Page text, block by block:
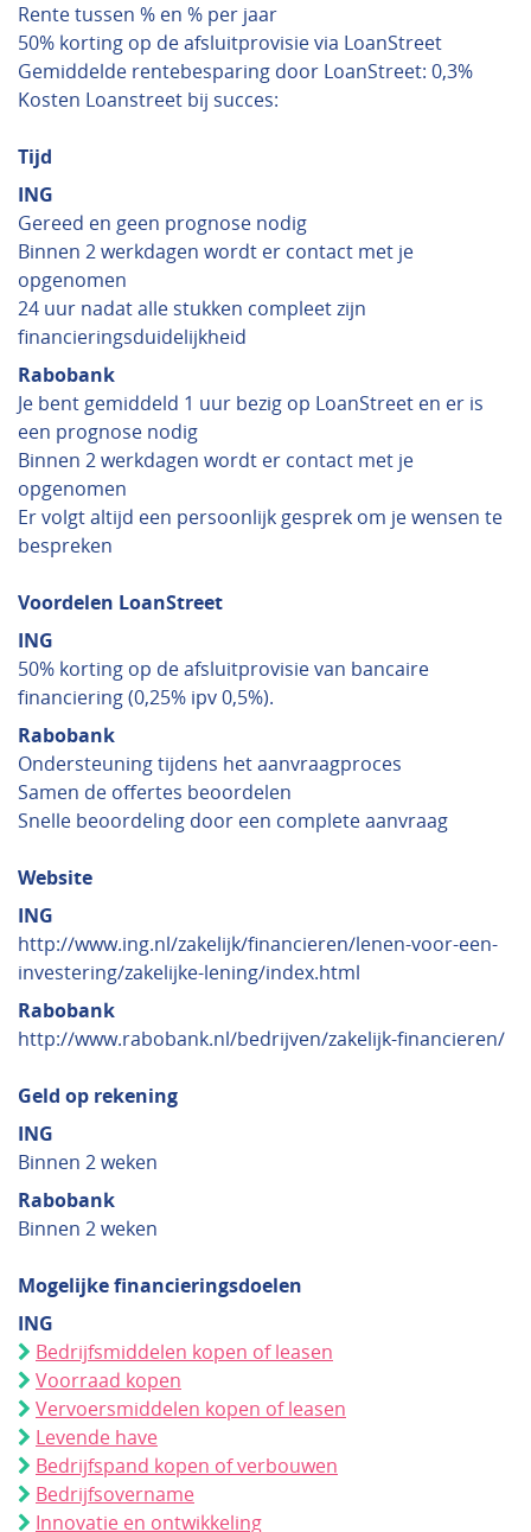
Rente tussen % en % per jaar
50% korting op de afsluitprovisie via LoanStreet
Gemiddelde rentebesparing door LoanStreet: 0,3%
Kosten Loanstreet bij succes:
Tijd
ING
Gereed en geen prognose nodig
Binnen 2 werkdagen wordt er contact met je
opgenomen
24 uur nadat alle stukken compleet zijn
financieringsduidelijkheid
Rabobank
Je bent gemiddeld 1 uur bezig op LoanStreet en er is
een prognose nodig
Binnen 2 werkdagen wordt er contact met je
opgenomen
Er volgt altijd een persoonlijk gesprek om je wensen te
bespreken
Voordelen LoanStreet
ING
50% korting op de afsluitprovisie van bancaire
financiering (0,25% ipv 0,5%).
Rabobank
Ondersteuning tijdens het aanvraagproces
Samen de offertes beoordelen
Snelle beoordeling door een complete aanvraag
Website
ING
http://www.ing.nl/zakelijk/financieren/lenen-voor-een-
investering/zakelijke-lening/index.html
Rabobank
http://www.rabobank.nl/bedrijven/zakelijk-financieren/
Geld op rekening
ING
Binnen 2 weken
Rabobank
Binnen 2 weken
Mogelijke financieringsdoelen
ING
Bedrijfsmiddelen kopen of leasen
Voorraad kopen
Vervoersmiddelen kopen of leasen
Levende have
Bedrijfspand kopen of verbouwen
Bedrijfsovername
Innovatie en ontwikkeling